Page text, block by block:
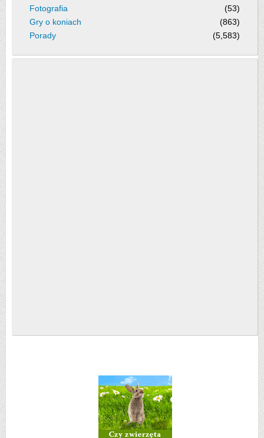
Fotografia
(53)
Gry o koniach
(863)
Porady
(5,583)